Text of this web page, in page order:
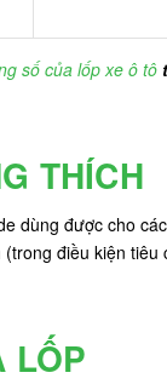
số của lốp xe ô tô
THÍCH
dùng được cho
điều kiện tiêu
LỐP